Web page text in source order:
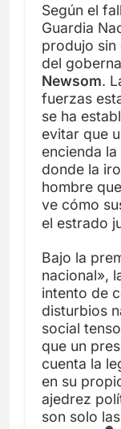
Según el
Guardia
produjo sin
del
Newsom.
fuerzas
se ha
evitar que
encienda
donde la
hombre
ve cómo
el estrado
Bajo la
nacional»,
intento de
disturbios
social
que un
cuenta la
en su
ajedrez
son solo